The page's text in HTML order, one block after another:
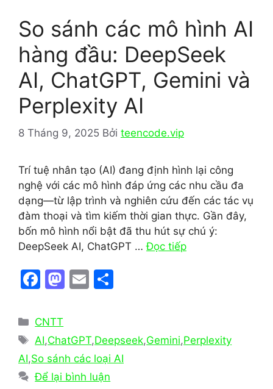
So sánh các mô hình AI
hàng đầu: DeepSeek
AI, ChatGPT, Gemini và
Perplexity AI
8 Tháng 9, 2025 Bởi teencode.vip
Trí tuệ nhân tạo (AI) đang định hình lại công
nghệ với các mô hình đáp ứng các nhu cầu đa
dạng—từ lập trình và nghiên cứu đến các tác vụ
đàm thoại và tìm kiếm thời gian thực. Gần đây,
bốn mô hình nổi bật đã thu hút sự chú ý:
DeepSeek AI, ChatGPT …Đọc tiếp
F
c
e
b
o
M
o
d
o
E
l
e
Danh
mục
CNTT
Thẻ
AI,ChatGPT,Deepseek,Gemini,Perplexity
AI,So sánh các loại AI
Để lại bình luận